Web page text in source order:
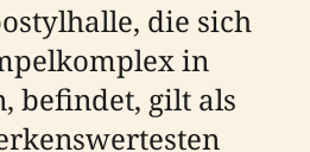
die sich
in
befindet, gilt als